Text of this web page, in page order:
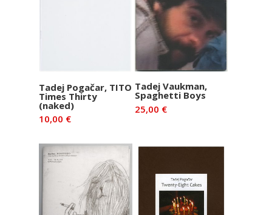
Dodaj v
košarico
Tadej Pogačar, TITO
Times Thirty
(naked)
10,00 €
Dodaj v
košarico
Tadej Vaukman,
Spaghetti Boys
25,00 €